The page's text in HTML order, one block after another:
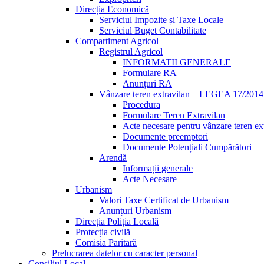
Direcția Economică
Serviciul Impozite și Taxe Locale
Serviciul Buget Contabilitate
Compartiment Agricol
Registrul Agricol
INFORMATII GENERALE
Formulare RA
Anunțuri RA
Vânzare teren extravilan – LEGEA 17/2014
Procedura
Formulare Teren Extravilan
Acte necesare pentru vânzare teren
Documente preemptori
Documente Potențiali Cumpărători
Arendă
Informații generale
Acte Necesare
Urbanism
Valori Taxe Certificat de Urbanism
Anunțuri Urbanism
Direcția Poliția Locală
Protecția civilă
Comisia Paritară
Prelucrarea datelor cu caracter personal